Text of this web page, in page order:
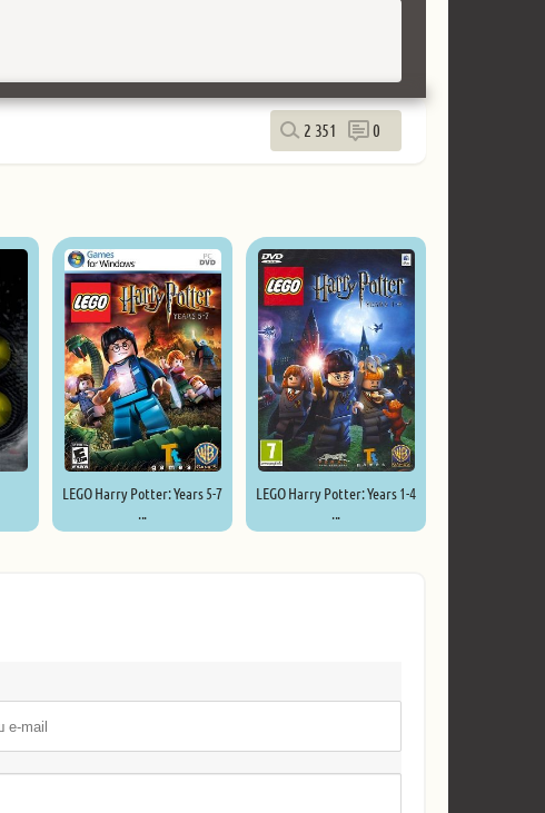
2 351 0
LEGO Harry Potter: Years 5-7
...
LEGO Harry Potter: Years 1-4
...